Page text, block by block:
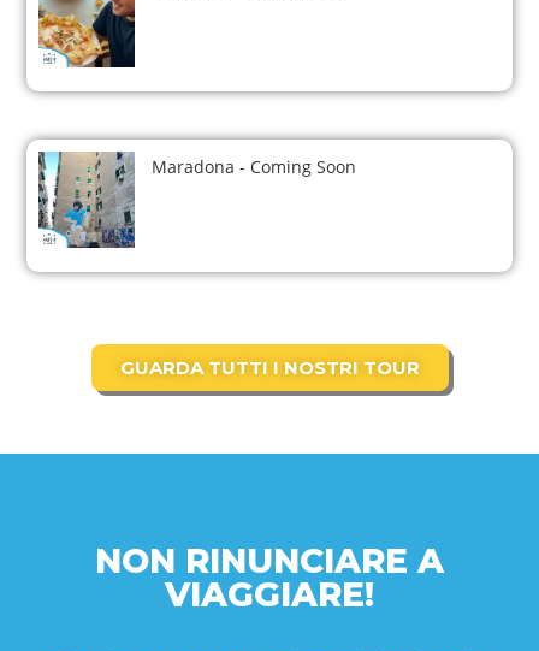
Maradona - Coming Soon
GUARDA TUTTI I NOSTRI TOUR
NON RINUNCIARE A
VIAGGIARE!